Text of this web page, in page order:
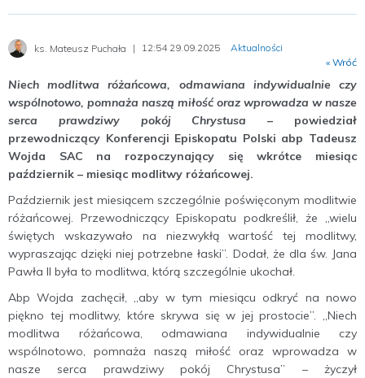
ks. Mateusz Puchała 12:54 29.09.2025
Aktualności
« Wróć
Niech modlitwa różańcowa, odmawiana indywidualnie czy
wspólnotowo, pomnaża naszą miłość oraz wprowadza w nasze
serca prawdziwy pokój Chrystusa – powiedział
przewodniczący Konferencji Episkopatu Polski abp Tadeusz
Wojda SAC na rozpoczynający się wkrótce miesiąc
październik – miesiąc modlitwy różańcowej.
Październik jest miesiącem szczególnie poświęconym modlitwie
różańcowej. Przewodniczący Episkopatu podkreślił, że „wielu
świętych wskazywało na niezwykłą wartość tej modlitwy,
wypraszając dzięki niej potrzebne łaski”. Dodał, że dla św. Jana
Pawła II była to modlitwa, którą szczególnie ukochał.
Abp Wojda zachęcił, „aby w tym miesiącu odkryć na nowo
piękno tej modlitwy, które skrywa się w jej prostocie”. „Niech
modlitwa różańcowa, odmawiana indywidualnie czy
wspólnotowo, pomnaża naszą miłość oraz wprowadza w
nasze serca prawdziwy pokój Chrystusa” – życzył